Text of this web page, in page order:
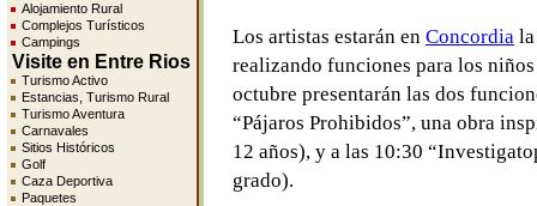
Alojamiento Rural
Complejos Turísticos
Campings
Visite en Entre Rios
Turismo Activo
Estancias, Turismo Rural
Turismo Aventura
Carnavales
Sitios Históricos
Golf
Caza Deportiva
Paquetes
Los artistas estarán en Concordia
realizando funciones para los
octubre presentarán las dos
“Pájaros Prohibidos”, una obra
12 años), y a las 10:30
grado).